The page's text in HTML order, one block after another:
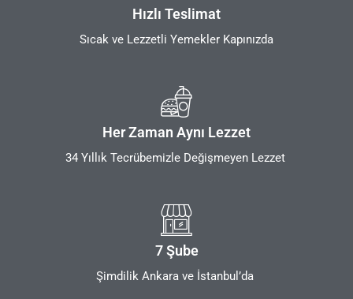
Hızlı Teslimat
Sıcak ve Lezzetli Yemekler Kapınızda
Her Zaman Aynı Lezzet
34 Yıllık Tecrübemizle Değişmeyen Lezzet
7 Şube
Şimdilik Ankara ve İstanbul’da